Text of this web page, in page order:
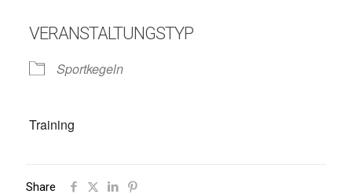
VERANSTALTUNGSTYP
Sportkegeln
Training
Share